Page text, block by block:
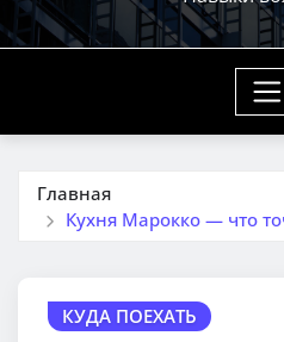
Главная
Кухня Марокко — что
КУДА ПОЕХАТЬ